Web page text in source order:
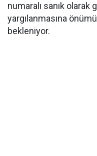
numaralı sanık olarak
yargılanmasına
bekleniyor.